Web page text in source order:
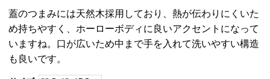
蓋のつまみには天然木採用しており、熱が伝わりにくいた
め持ちやすく、ホーローボディに良いアクセントになって
いますね。口が広いため中まで手を入れて洗いやすい構造
も良いです。